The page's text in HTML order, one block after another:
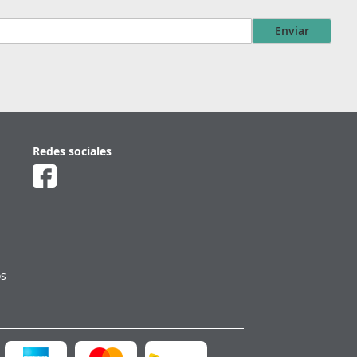
Enviar
Redes sociales